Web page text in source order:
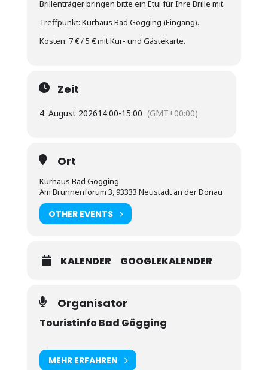
Brillenträger bringen bitte ein Etui für Ihre Brille mit.
Treffpunkt: Kurhaus Bad Gögging (Eingang).
Kosten: 7 € / 5 € mit Kur- und Gästekarte.
Zeit
4. August 202614:00-15:00 (GMT+00:00)
Ort
Kurhaus Bad Gögging
Am Brunnenforum 3, 93333 Neustadt an der Donau
OTHER EVENTS
KALENDER GOOGLEKALENDER
Organisator
Touristinfo Bad Gögging
MEHR ERFAHREN